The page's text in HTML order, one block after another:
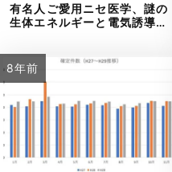
有名人ご愛用ニセ医学、謎の
生体エネルギーと電気誘導…
8年前